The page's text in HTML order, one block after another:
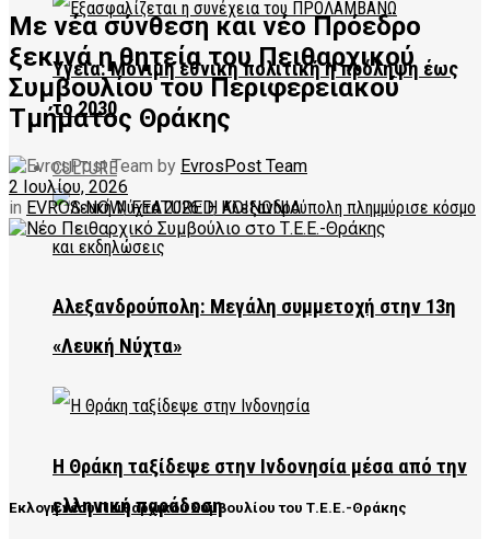
Υγεία: Μόνιμη εθνική πολιτική η πρόληψη έως
το 2030
CULTURE
Αλεξανδρούπολη: Μεγάλη συμμετοχή στην 13η
«Λευκή Νύχτα»
Η Θράκη ταξίδεψε στην Ινδονησία μέσα από την
ελληνική παράδοση
Με νέα σύνθεση και νέο Πρόεδρο
ξεκινά η θητεία του Πειθαρχικού
Συμβουλίου του Περιφερειακού
Τμήματος Θράκης
by EvrosPost Team
2 Ιουλίου, 2026
in EVROS NOW,FEATURED, ΚΟΙΝΩΝΙΑ
Εκλογή νέου Πειθαρχικού Συμβουλίου του Τ.Ε.Ε.-Θράκης